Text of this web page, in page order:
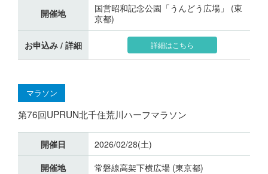
開催地
国営昭和記念公園「うんどう広場」 (東
京都)
お申込み / 詳細 詳細はこちら
マラソン
第76回UPRUN北千住荒川ハーフマラソン
開催日
2026/02/28(土)
開催地
常磐線高架下横広場 (東京都)